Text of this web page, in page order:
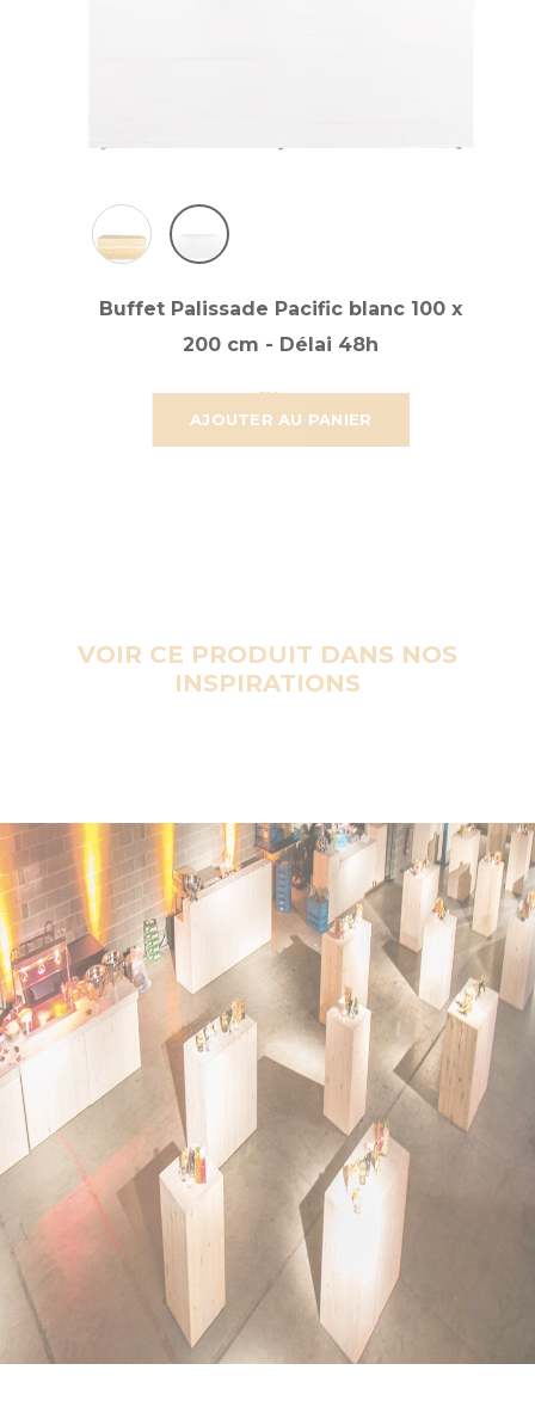
AJOUTER AU PANIER
Buffet Palissade Pacific blanc 100 x
200 cm - Délai 48h
207,235 € 172,696 €
VOIR CE PRODUIT DANS NOS
INSPIRATIONS